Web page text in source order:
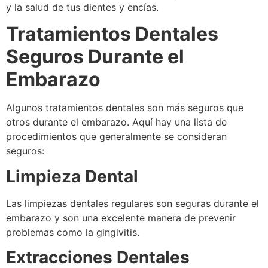
y la salud de tus dientes y encías.
Tratamientos Dentales
Seguros Durante el
Embarazo
Algunos tratamientos dentales son más seguros que
otros durante el embarazo. Aquí hay una lista de
procedimientos que generalmente se consideran
seguros:
Limpieza Dental
Las limpiezas dentales regulares son seguras durante el
embarazo y son una excelente manera de prevenir
problemas como la gingivitis.
Extracciones Dentales